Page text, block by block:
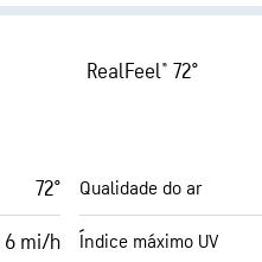
AccuLumen
Cobertura de nuvens
RealFeel® 72°
72°
6 mi/h
Qualidade do ar
Índice máximo UV